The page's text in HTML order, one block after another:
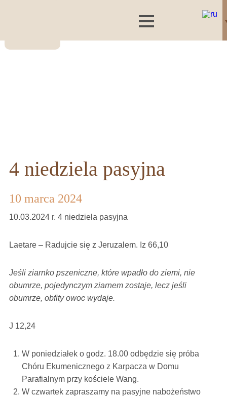
4 niedziela pasyjna
10 marca 2024
10.03.2024 r. 4 niedziela pasyjna
Laetare – Radujcie się z Jeruzalem. Iz 66,10
Jeśli ziarnko pszeniczne, które wpadło do zie­mi, nie
obumrze, pojedynczym ziarnem zostaje, lecz jeśli
obumrze, obfity owoc wydaje.
J 12,24
W poniedziałek o godz. 18.00 odbędzie się próba
Chóru Ekumenicznego z Karpacza w Domu
Parafialnym przy kościele Wang.
W czwartek zapraszamy na pasyjne nabożeństwo